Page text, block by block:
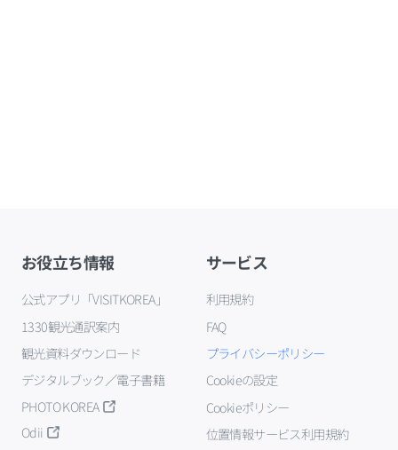
お役立ち情報
公式アプリ「VISITKOREA」
1330観光通訳案内
観光資料ダウンロード
デジタルブック／電子書籍
PHOTO KOREA
Odii
サービス
利用規約
FAQ
プライバシーポリシー
Cookieの設定
Cookieポリシー
位置情報サービス利用規約